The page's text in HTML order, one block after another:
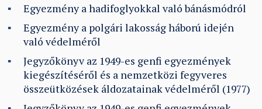
Egyezmény a hadifoglyokkal való bánásmódról
Egyezmény a polgári lakosság háború idején
való védelméről
Jegyzőkönyv az 1949-es genfi egyezmények
kiegészítéséről és a nemzetközi fegyveres
összeütközések áldozatainak védelméről (1977)